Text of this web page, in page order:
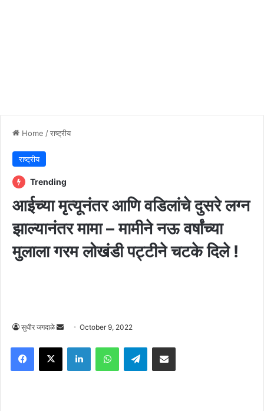
Home /राष्ट्रीय
राष्ट्रीय
Trending
आईच्या मृत्यूनंतर आणि वडिलांचे दुसरे लग्न
झाल्यानंतर मामा – मामीने नऊ वर्षांच्या
मुलाला गरम लोखंडी पट्टीने चटके दिले !
सुधीर जगदाळे
Send
email
October 9, 2022
Facebook
X LinkedInWhatsAppTelegramShare via Email